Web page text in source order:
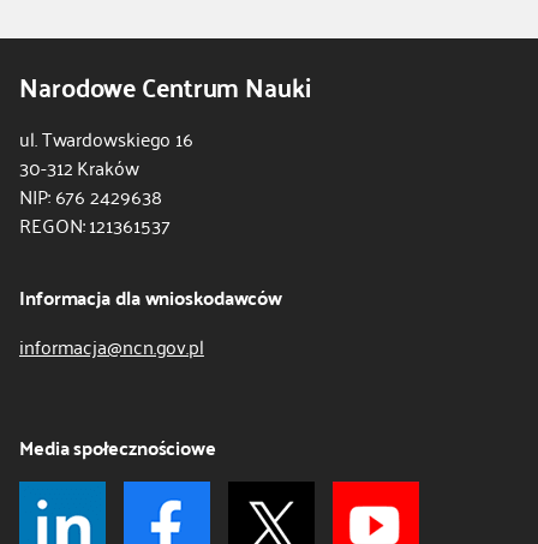
Narodowe Centrum Nauki
ul. Twardowskiego 16
30-312 Kraków
NIP: 676 2429638
REGON: 121361537
Informacja dla wnioskodawców
informacja@ncn.gov.pl
Media społecznościowe